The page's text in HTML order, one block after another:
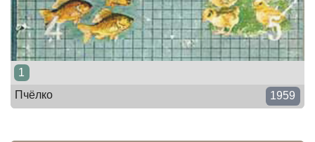
1
Пчёлко
1959